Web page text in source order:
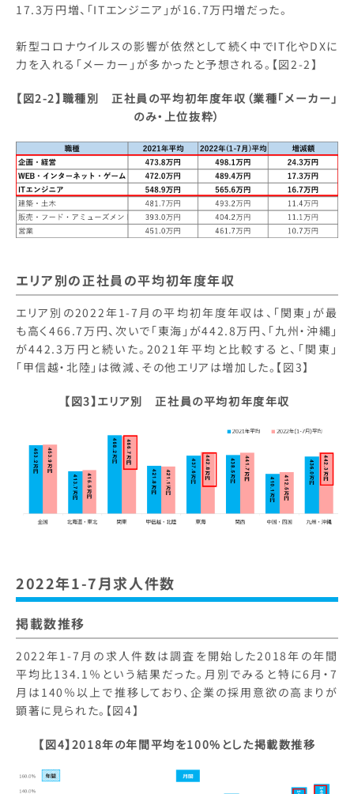
17.3万円増、「ITエンジニア」が16.7万円増だった。
新型コロナウイルスの影響が依然として続く中でIT化やDXに
力を入れる「メーカー」が多かったと予想される。【図2-2】
【図2-2】職種別 正社員の平均初年度年収（業種「メーカー」
のみ・上位抜粋）
エリア別の正社員の平均初年度年収
エリア別の2022年1-7月の平均初年度年収は、「関東」が最
も高く466.7万円、次いで「東海」が442.8万円、「九州・沖縄」
が442.3万円と続いた。2021年平均と比較すると、「関東」
「甲信越・北陸」は微減、その他エリアは増加した。【図3】
【図3】エリア別 正社員の平均初年度年収
2022年1-7月求人件数
掲載数推移
2022年1-7月の求人件数は調査を開始した2018年の年間
平均比134.1％という結果だった。月別でみると特に6月・7
月は140％以上で推移しており、企業の採用意欲の高まりが
顕著に見られた。【図4】
【図4】2018年の年間平均を100%とした掲載数推移